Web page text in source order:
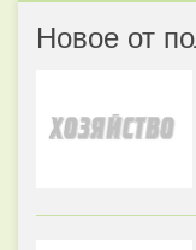
Новое от